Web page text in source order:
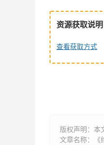
资源获取说明
查看获取方式
版权声明：本
文章名称：《